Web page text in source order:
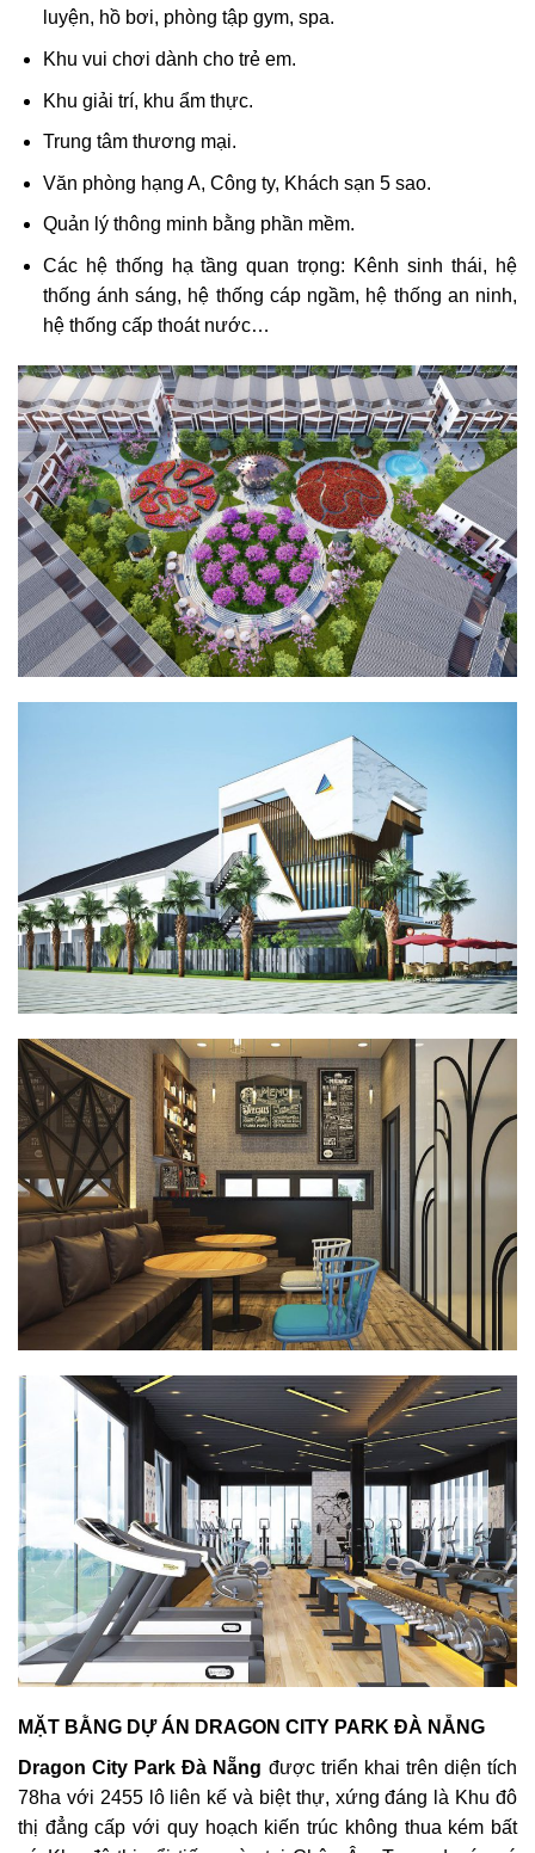
luyện, hồ bơi, phòng tập gym, spa.
Khu vui chơi dành cho trẻ em.
Khu giải trí, khu ẩm thực.
Trung tâm thương mại.
Văn phòng hạng A, Công ty, Khách sạn 5 sao.
Quản lý thông minh bằng phần mềm.
Các hệ thống hạ tầng quan trọng: Kênh sinh thái, hệ
thống ánh sáng, hệ thống cáp ngầm, hệ thống an ninh,
hệ thống cấp thoát nước…
MẶT BẰNG DỰ ÁN DRAGON CITY PARK ĐÀ NẴNG
Dragon City Park Đà Nẵng được triển khai trên diện tích
78ha với 2455 lô liên kế và biệt thự, xứng đáng là Khu đô
thị đẳng cấp với quy hoạch kiến trúc không thua kém bất